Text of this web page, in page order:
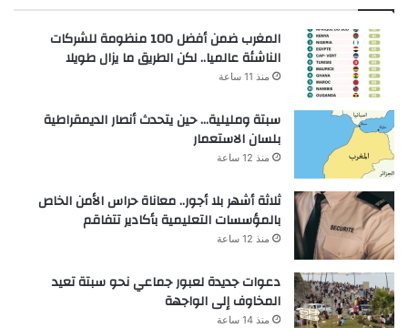
المغرب ضمن أفضل 100 منظومة للشركات
الناشئة عالميا.. لكن الطريق ما يزال طويلا
منذ 11 ساعة
سبتة ومليلية… حين يتحدث أنصار الديمقراطية
بلسان الاستعمار
منذ 12 ساعة
ثلاثة أشهر بلا أجور.. معاناة حراس الأمن الخاص
بالمؤسسات التعليمية بأكادير تتفاقم
منذ 12 ساعة
دعوات جديدة لعبور جماعي نحو سبتة تعيد
المخاوف إلى الواجهة
منذ 14 ساعة